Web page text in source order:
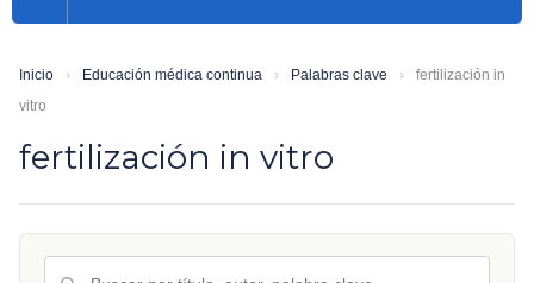
Inicio › Educación médica continua › Palabras clave ›
fertilización in
vitro
fertilización in vitro